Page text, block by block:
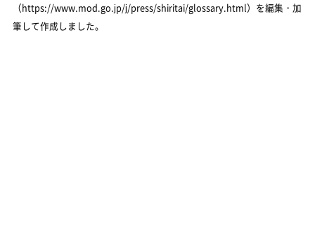
（https://www.mod.go.jp/j/press/shiritai/glossary.html）を編集・加
筆して作成しました。